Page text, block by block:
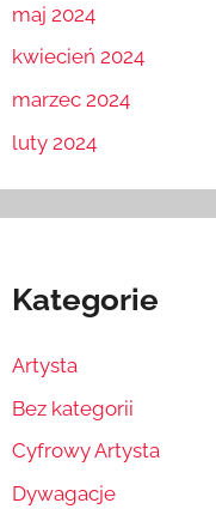
maj 2024
kwiecień 2024
marzec 2024
luty 2024
Kategorie
Artysta
Bez kategorii
Cyfrowy Artysta
Dywagacje